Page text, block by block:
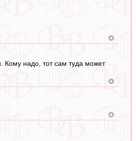
Кому надо, тот сам туда может